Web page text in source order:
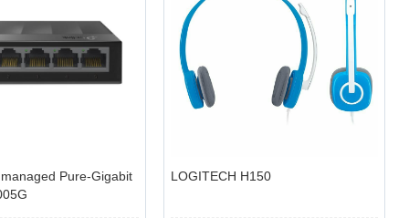
hỗ trợ
với mức
Pure-Gigabit
LOGITECH H150